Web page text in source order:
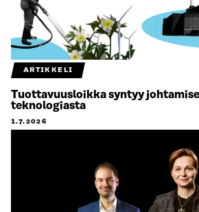
ARTIKKELI
Tuottavuusloikka syntyy
teknologiasta
1.7.2026